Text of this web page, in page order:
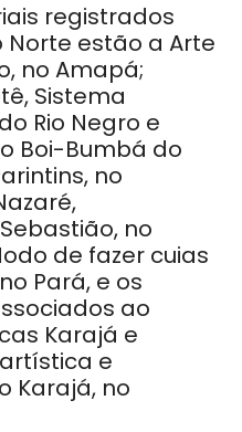
registrados
estão a Arte
no Amapá;
Sistema
Rio Negro e
Boi-Bumbá do
no
no
de fazer cuias
Pará, e os
ao
Karajá e
e
Karajá, no